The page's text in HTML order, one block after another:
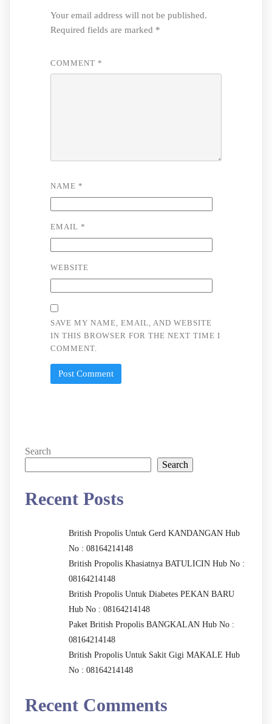
Your email address will not be published.
Required fields are marked *
COMMENT *
NAME *
EMAIL *
WEBSITE
SAVE MY NAME, EMAIL, AND WEBSITE
IN THIS BROWSER FOR THE NEXT TIME I
COMMENT.
Search
Search
Recent Posts
British Propolis Untuk Gerd KANDANGAN Hub
No : 08164214148
British Propolis Khasiatnya BATULICIN Hub No :
08164214148
British Propolis Untuk Diabetes PEKAN BARU
Hub No : 08164214148
Paket British Propolis BANGKALAN Hub No :
08164214148
British Propolis Untuk Sakit Gigi MAKALE Hub
No : 08164214148
Recent Comments